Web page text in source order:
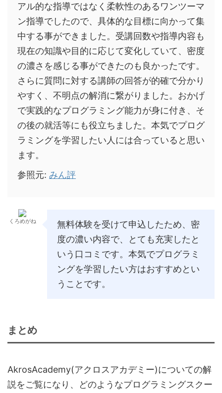
アル的な指導ではなく柔軟性のあるワンツーマ
ン指導でしたので、具体的な目標に向かって集
中する事ができました。受講回数や指導内容も
現在の知識や目的に応じて変化していて、密度
の濃さを感じる事ができたのも良かったです。
さらに質問に対する講師の回答が的確で分かり
やすく、不明点の解消に繋がりました。おかげ
で実践的なプログラミング能力が身に付き、そ
の後の就活等にも役立ちました。本気でプログ
ラミングを学習したい人には合っていると思い
ます。
参照元: みん評
くろめがね
無料体験を受けて申込したため、密
度の濃い内容で、とても充実したと
いう口コミです。本気でプログラミ
ングを学習したい方はおすすめとい
うことです。
まとめ
AkrosAcademy(アクロスアカデミー)についての解
説をご覧になり、どのようなプログラミングスクー